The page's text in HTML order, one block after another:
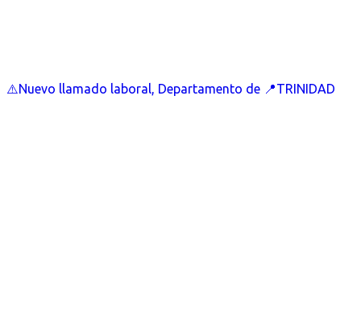
⚠️Nuevo llamado laboral, Departamento de 📍TRINIDAD